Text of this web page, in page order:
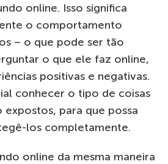
online. Isso significa
o comportamento
– o que pode ser tão
o que ele faz online,
positivas e negativas.
conhecer o tipo de coisas
expostos, para que possa
los completamente.
online da mesma maneira